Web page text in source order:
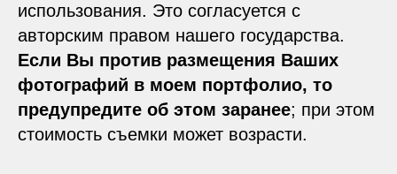
использования. Это согласуется с
авторским правом нашего государства.
Если Вы против размещения Ваших
фотографий в моем портфолио, то
предупредите об этом заранее; при этом
стоимость съемки может возрасти.